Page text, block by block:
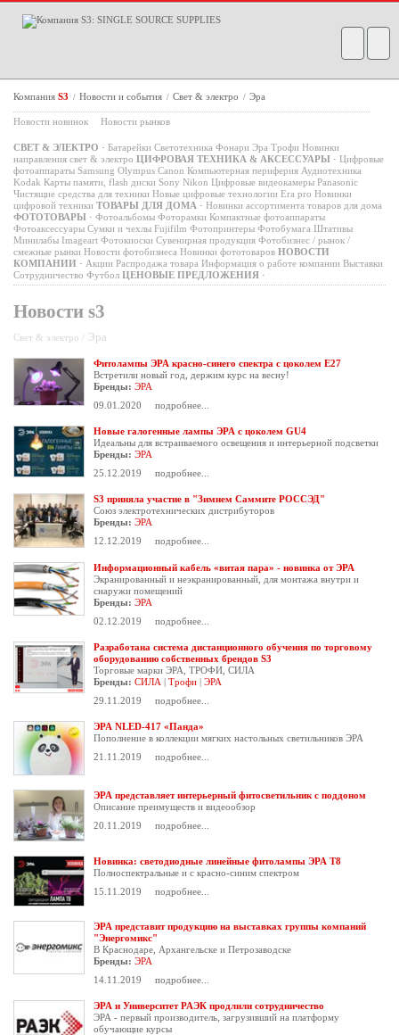
Компания S3 / Новости и события / Свет & электро / Эра
Новости новинок Новости рынков
СВЕТ & ЭЛЕКТРО · Батарейки Светотехника Фонари Эра Трофи Новинки
направления свет & электро ЦИФРОВАЯ ТЕХНИКА & АКСЕССУАРЫ · Цифровые
фотоаппараты Samsung Olympus Canon Компьютерная периферия Аудиотехника
Kodak Карты памяти, flash диски Sony Nikon Цифровые видеокамеры Panasonic
Чистящие средства для техники Новые цифровые технологии Era pro Новинки
цифровой техники ТОВАРЫ ДЛЯ ДОМА · Новинки ассортимента товаров для дома
ФОТОТОВАРЫ · Фотоальбомы Фоторамки Компактные фотоаппараты
Фотоаксессуары Сумки и чехлы Fujifilm Фотопринтеры Фотобумага Штативы
Минилабы Imageart Фотокиоски Сувенирная продукция Фотобизнес / рынок /
смежные рынки Новости фотобизнеса Новинки фототоваров НОВОСТИ
КОМПАНИИ · Акции Распродажа товара Информация о работе компании Выставки
Сотрудничество Футбол ЦЕНОВЫЕ ПРЕДЛОЖЕНИЯ ·
Новости s3
Свет & электро / Эра
Фитолампы ЭРА красно-синего спектра с цоколем Е27
Встретили новый год, держим курс на весну!
Бренды: ЭРА
09.01.2020
подробнее...
Новые галогенные лампы ЭРА с цоколем GU4
Идеальны для встраиваемого освещения и интерьерной подсветки
Бренды: ЭРА
25.12.2019
подробнее...
S3 приняла участие в "Зимнем Саммите РОССЭД"
Союз электротехнических дистрибуторов
Бренды: ЭРА
12.12.2019
подробнее...
Информационный кабель «витая пара» - новинка от ЭРА
Экранированный и неэкранированный, для монтажа внутри и
снаружи помещений
Бренды: ЭРА
02.12.2019
подробнее...
Разработана система дистанционного обучения по торговому
оборудованию собственных брендов S3
Торговые марки ЭРА, ТРОФИ, СИЛА
Бренды: СИЛА | Трофи | ЭРА
29.11.2019
подробнее...
ЭРА NLED-417 «Панда»
Пополнение в коллекции мягких настольных светильников ЭРА
21.11.2019
подробнее...
ЭРА представляет интерьерный фитосветильник с поддоном
Описание преимуществ и видеообзор
20.11.2019
подробнее...
Новинка: светодиодные линейные фитолампы ЭРА Т8
Полноспектральные и с красно-синим спектром
15.11.2019
подробнее...
ЭРА представит продукцию на выставках группы компаний
"Энергомикс"
В Краснодаре, Архангельске и Петрозаводске
Бренды: ЭРА
14.11.2019
подробнее...
ЭРА и Университет РАЭК продлили сотрудничество
ЭРА - первый производитель, загрузивший на платформу
обучающие курсы